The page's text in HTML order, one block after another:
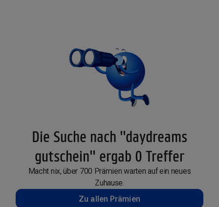
Die Suche nach "daydreams
gutschein" ergab 0 Treffer
Macht nix, über 700 Prämien warten auf ein neues
Zuhause.
Zu allen Prämien